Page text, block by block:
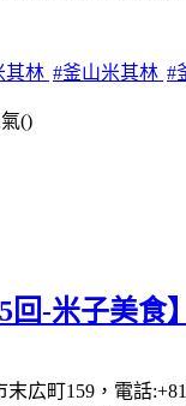
其林 #釜山米其林 #
()
回-米子美
広町159，電話